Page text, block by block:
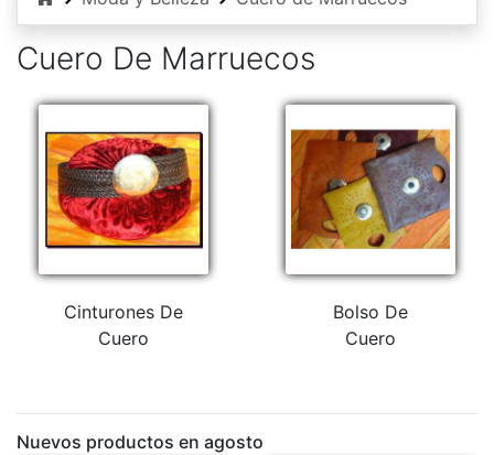
Cuero De Marruecos
Cinturones De
Cuero
Bolso De
Cuero
Nuevos productos en agosto